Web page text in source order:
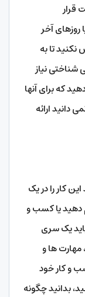
قرار
آخر
تا به
شناختی نیاز
که برای آنها
دانید ارائه
کار را در یک
دهید یا کسب و
یک سری
مهارت ها و
و کار خود
بدانید چگونه